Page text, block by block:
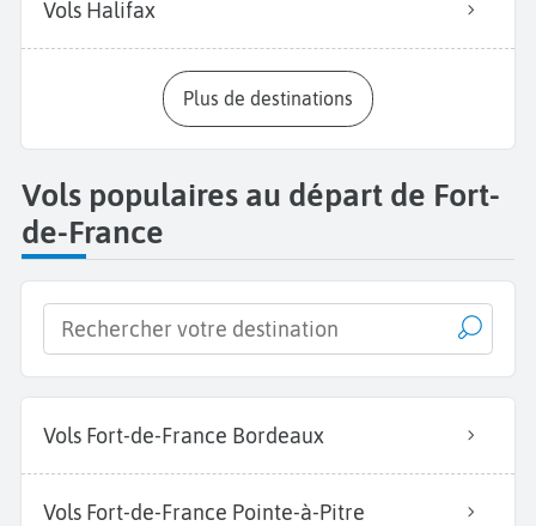
Vols Halifax
Plus de destinations
Vols populaires au départ de Fort-
de-France
Vols Fort-de-France Bordeaux
Vols Fort-de-France Pointe-à-Pitre